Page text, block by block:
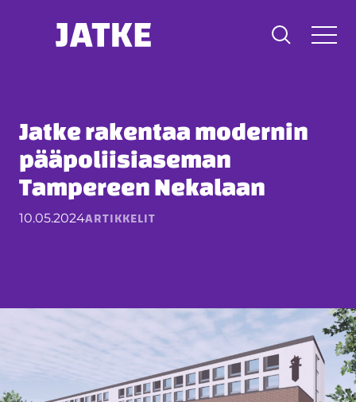
Jatke rakentaa modernin
pääpoliisiaseman
Tampereen Nekalaan
10.05.2024ARTIKKELIT